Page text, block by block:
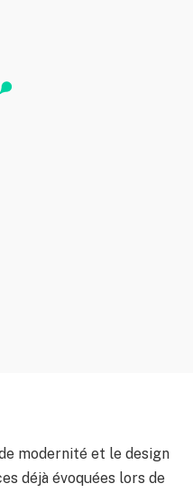
modernité et le design
déjà évoquées lors de